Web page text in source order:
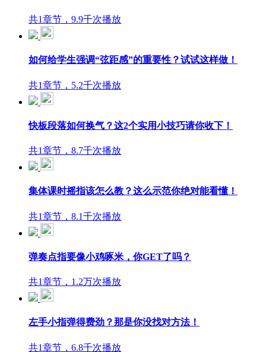
共1章节，9.9千次播放
如何给学生强调“弦距感”的重要性？试试这样做！
共1章节，5.2千次播放
快板段落如何换气？这2个实用小技巧请你收下！
共1章节，8.7千次播放
集体课时摇指该怎么教？这么示范你绝对能看懂！
共1章节，8.1千次播放
弹奏点指要像小鸡啄米，你GET了吗？
共1章节，1.2万次播放
左手小指弹得费劲？那是你没找对方法！
共1章节，6.8千次播放